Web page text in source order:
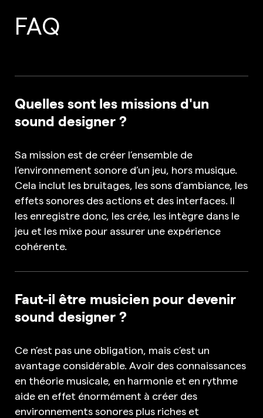
FAQ
Quelles sont les missions d'un
sound designer ?
Sa mission est de créer l’ensemble de
l’environnement sonore d’un jeu, hors musique.
Cela inclut les bruitages, les sons d’ambiance, les
effets sonores des actions et des interfaces. Il
les enregistre donc, les crée, les intègre dans le
jeu et les mixe pour assurer une expérience
cohérente.
Faut-il être musicien pour devenir
sound designer ?
Ce n’est pas une obligation, mais c’est un
avantage considérable. Avoir des connaissances
en théorie musicale, en harmonie et en rythme
aide en effet énormément à créer des
environnements sonores plus riches et